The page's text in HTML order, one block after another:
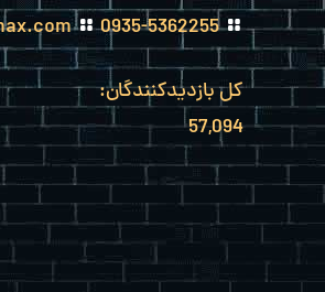
0935-5362255
info@persian3dsmax.com
کل بازدیدکنند‌گان:
57,094